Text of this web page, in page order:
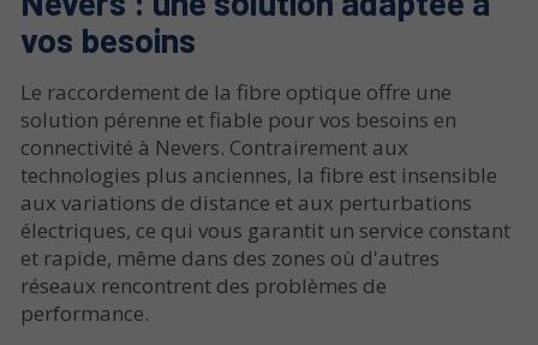
vos besoins
Le raccordement de la fibre optique offre une
solution pérenne et fiable pour vos besoins en
connectivité à Nevers. Contrairement aux
technologies plus anciennes, la fibre est insensible
aux variations de distance et aux perturbations
électriques, ce qui vous garantit un service constant
et rapide, même dans des zones où d'autres
réseaux rencontrent des problèmes de
performance.